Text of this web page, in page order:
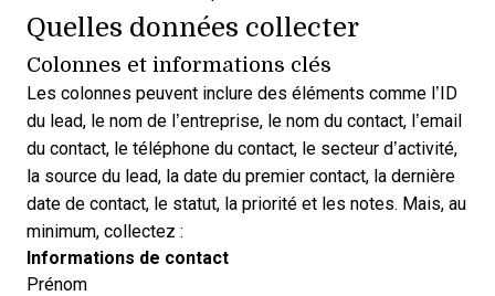
Quelles données collecter
Colonnes et informations clés
Les colonnes peuvent inclure des éléments comme l’ID
du lead, le nom de l’entreprise, le nom du contact, l’email
du contact, le téléphone du contact, le secteur d’activité,
la source du lead, la date du premier contact, la dernière
date de contact, le statut, la priorité et les notes. Mais, au
minimum, collectez :
Informations de contact
Prénom